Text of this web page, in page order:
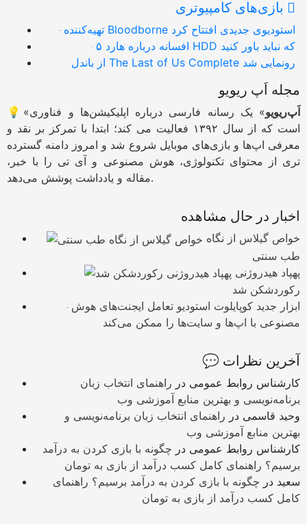
تهیه‌کننده Bloodborne استودیوی جدیدی افتتاح کرد
۵ افسانه درباره هارد HDD که نباید باور کنید
از باندل The Last of Us Complete رونمایی شد
مجله اَپ ریویو
💡« اَپ‌ریویو» یک رسانه فارسی درباره اپلیکیشن‌ها و فناوری
است که از سال ۱۳۹۲ فعالیت می کند؛ ابتدا با تمرکز بر نقد و
معرفی اپ‌ها و بازی‌های موبایل شروع شد و امروز دامنه گسترده
تری از محتوای تکنولوژی، هوش مصنوعی و آی تی را با خبر،
مقاله و یادداشت پوشش می‌دهد.
اخبار در حال مشاهده
خواص گیلاس از نگاه
طب سنتی
پهپاد هیدروژنی
رکوردشکن شد
ابزار جدید کوپایلوت استودیو تعامل ایجنت‌های هوش
مصنوعی با اپ‌ها و سایت‌ها را ممکن می‌کند
💬 آخرین نظرات
کارشناس روابط عمومی در راهنمای انتخاب زبان
برنامه‌نویسی و بهترین منابع آموزشی وب
وحید قاسمی در راهنمای انتخاب زبان برنامه‌نویسی و
بهترین منابع آموزشی وب
کارشناس روابط عمومی در چگونه با بازی کردن به درآمد
برسیم؟ راهنمای کامل کسب درآمد از بازی به تومان
سعید در چگونه با بازی کردن به درآمد برسیم؟ راهنمای
کامل کسب درآمد از بازی به تومان